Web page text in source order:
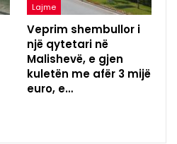
Lajme
Veprim shembullor i
një qytetari në
Malishevë, e gjen
kuletën me afër 3 mijë
euro, e…